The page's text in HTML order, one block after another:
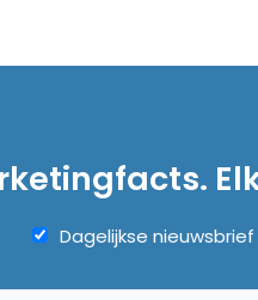
Dagelijkse nieuwsbrief